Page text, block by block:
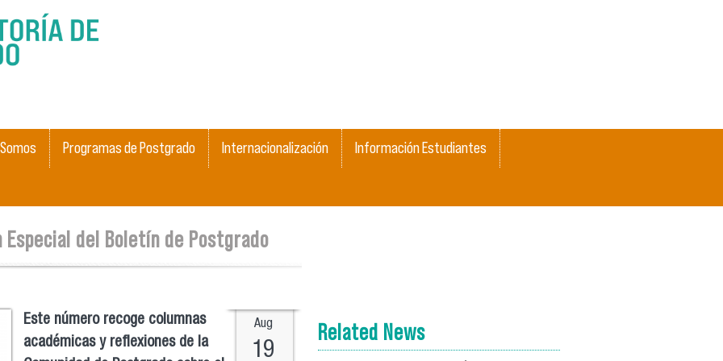
Programas de Postgrado Internacionalización Información Estudiantes
Especial del Boletín de Postgrado
Aug
19
Este número recoge columnas
académicas y reflexiones de la
Related News